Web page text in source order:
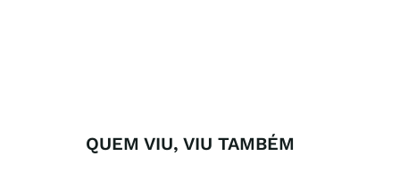
QUEM VIU, VIU TAMBÉM